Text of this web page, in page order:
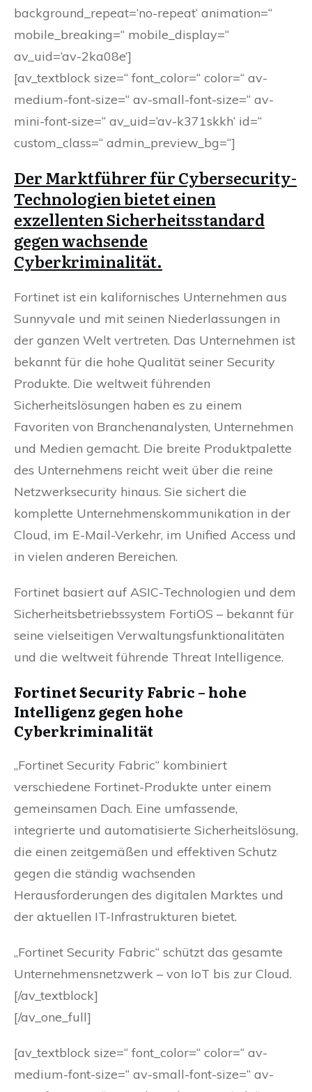
background_repeat=’no-repeat‘ animation=“
mobile_breaking=“ mobile_display=“
av_uid=’av-2ka08e‘]
[av_textblock size=“ font_color=“ color=“ av-
medium-font-size=“ av-small-font-size=“ av-
mini-font-size=“ av_uid=’av-k371skkh‘ id=“
custom_class=“ admin_preview_bg=“]
Der Marktführer für Cybersecurity-
Technologien bietet einen
exzellenten Sicherheitsstandard
gegen wachsende
Cyberkriminalität.
Fortinet ist ein kalifornisches Unternehmen aus
Sunnyvale und mit seinen Niederlassungen in
der ganzen Welt vertreten. Das Unternehmen ist
bekannt für die hohe Qualität seiner Security
Produkte. Die weltweit führenden
Sicherheitslösungen haben es zu einem
Favoriten von Branchenanalysten, Unternehmen
und Medien gemacht. Die breite Produktpalette
des Unternehmens reicht weit über die reine
Netzwerksecurity hinaus. Sie sichert die
komplette Unternehmenskommunikation in der
Cloud, im E-Mail-Verkehr, im Unified Access und
in vielen anderen Bereichen.
Fortinet basiert auf ASIC-Technologien und dem
Sicherheitsbetriebssystem FortiOS – bekannt für
seine vielseitigen Verwaltungsfunktionalitäten
und die weltweit führende Threat Intelligence.
Fortinet Security Fabric – hohe
Intelligenz gegen hohe
Cyberkriminalität
„Fortinet Security Fabric“ kombiniert
verschiedene Fortinet-Produkte unter einem
gemeinsamen Dach. Eine umfassende,
integrierte und automatisierte Sicherheitslösung,
die einen zeitgemäßen und effektiven Schutz
gegen die ständig wachsenden
Herausforderungen des digitalen Marktes und
der aktuellen IT-Infrastrukturen bietet.
„Fortinet Security Fabric“ schützt das gesamte
Unternehmensnetzwerk – von IoT bis zur Cloud.
[/av_textblock]
[/av_one_full]
[av_textblock size=“ font_color=“ color=“ av-
medium-font-size=“ av-small-font-size=“ av-